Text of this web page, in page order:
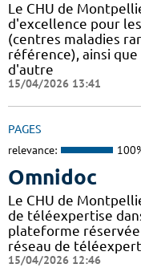
Le CHU de
d'excellence pour
(centres maladies
référence), ainsi
d'autre
15/04/2026 13:41
PAGES
relevance:
Omnidoc
Le CHU de
de téléexpertise
plateforme
réseau de
15/04/2026 12:46